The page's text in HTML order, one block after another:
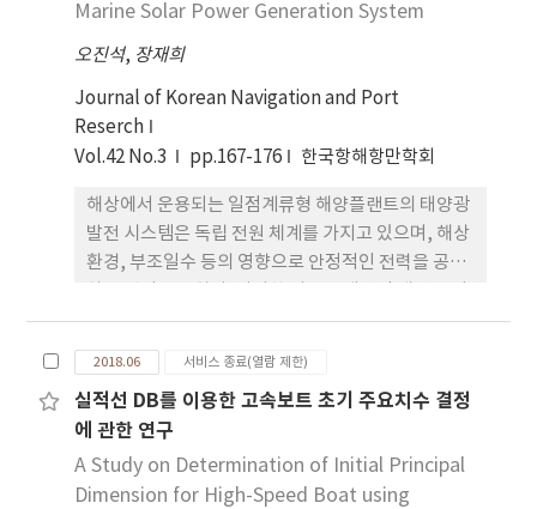
RBBE(Rule-Based Behavioral Error),
가지 종류로 분류하였다. 행동오류 분류를 위하여
SRKBB 이론을 적용한 행동오류 분류용 프레임워크
를 제안하고, 이 프레임워크를 이용하여 행동오류 데
이터를 구축하였다. 사고종류별 행동오류의 빈도를
관측되었고, 이어서 RBBE가 두 번째로 높은 빈도로
관측되었다. 이에 반하여 좌초, 전복 및 침몰 등의 사
고는 KBBE 중에서 높은 빈도로 관측되었다. 연구결
능하였고, 해양사고 종류별 사고 예방에 필요한 선원
들의 행동오류 보정에 관한 단서를 확보할 수 있었다.
Marine Solar Power Generation System
오진석, 장재희
Journal of Korean Navigation and Port
Reserch
Vol.42 No.3
pp.167-176 한국항해항만학회
해상에서 운용되는 일점계류형 해양플랜트의 태양광
발전 시스템은 독립 전원 체계를 가지고 있으며, 해상
환경, 부조일수 등의 영향으로 안정적인 전력을 공급
러 방향으로 설치하게 되는데, 이 때 각 패널마다 입사
되는 광량이 달라지므로 부분음영현상이 발생하게 된
다. 육상용 태양광 발전시스템의 발전량은 위도의 영
향을 받으므로 우리나라의 경우 30~36° 사이의 각도
로 설치하는 것이 일반적이나, 일점계류형 해양플랜
트에 설치되는 태양광 발전 시스템의 경우 부분 음영
현상에 의해 최대전력점이 제어 가능 범위 밖에 존재
2018.06 서비스 종료(열람 제한)
실적선 DB를 이용한 고속보트 초기 주요치수 결정
에 관한 연구
A Study on Determination of Initial Principal
Dimension for High-Speed Boat using